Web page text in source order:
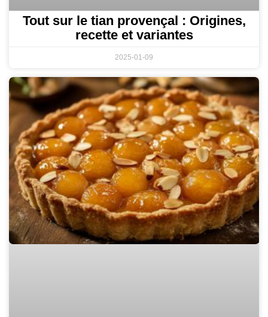
Tout sur le tian provençal : Origines,
recette et variantes
2025-01-09